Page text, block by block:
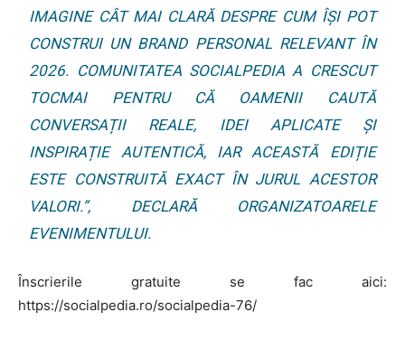
IMAGINE CÂT MAI CLARĂ DESPRE CUM ÎȘI POT
CONSTRUI UN BRAND PERSONAL RELEVANT ÎN
2026. COMUNITATEA SOCIALPEDIA A CRESCUT
TOCMAI PENTRU CĂ OAMENII CAUTĂ
CONVERSAȚII REALE, IDEI APLICATE ȘI
INSPIRAȚIE AUTENTICĂ, IAR ACEASTĂ EDIȚIE
ESTE CONSTRUITĂ EXACT ÎN JURUL ACESTOR
VALORI.”, DECLARĂ ORGANIZATOARELE
EVENIMENTULUI.
Înscrierile gratuite se fac aici:
https://socialpedia.ro/socialpedia-76/